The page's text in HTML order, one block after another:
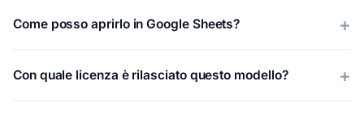
Come posso aprirlo in Google Sheets?
Con quale licenza è rilasciato questo modello?